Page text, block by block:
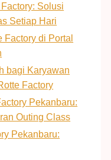
Solusi
Setiap Hari
di Portal
bagi Karyawan
Factory
Pekanbaru:
Outing Class
Pekanbaru: